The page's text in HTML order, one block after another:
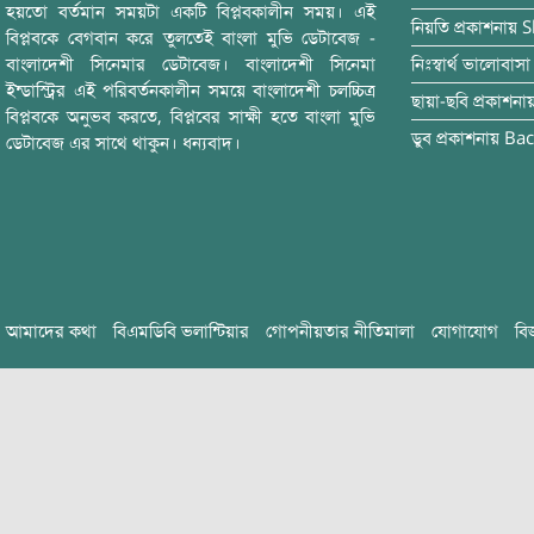
হয়তো বর্তমান সময়টা একটি বিপ্লবকালীন সময়। এই
বিপ্লবকে বেগবান করে তুলতেই বাংলা মুভি ডেটাবেজ -
বাংলাদেশী সিনেমার ডেটাবেজ। বাংলাদেশী সিনেমা
ইন্ডাস্ট্রির এই পরিবর্তনকালীন সময়ে বাংলাদেশী চলচ্চিত্র
বিপ্লবকে অনুভব করতে, বিপ্লবের সাক্ষী হতে বাংলা মুভি
ডেটাবেজ এর সাথে থাকুন। ধন্যবাদ।
নিয়তি প্রকাশনায়
নিঃস্বার্থ ভালোবাসা
ছায়া-ছবি
ডুব প্রকাশনায়
আমাদের কথা বিএমডিবি ভলান্টিয়ার গোপনীয়তার নীতিমালা যোগাযোগ